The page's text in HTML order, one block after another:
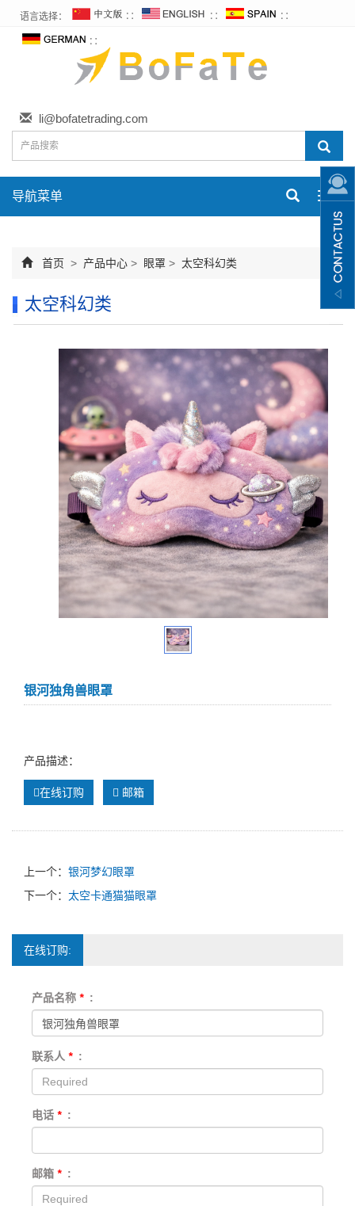
语言选择： ∷ ∷ ∷
∷
li@bofatetrading.com
导航菜单
首页 > 产品中心 > 眼罩 > 太空科幻类
太空科幻类
银河独角兽眼罩
产品描述：
在线订购 邮箱
上一个： 银河梦幻眼罩
下一个： 太空卡通猫猫眼罩
在线订购:
产品名称 * :
联系人 * :
电话 * :
邮箱 * :